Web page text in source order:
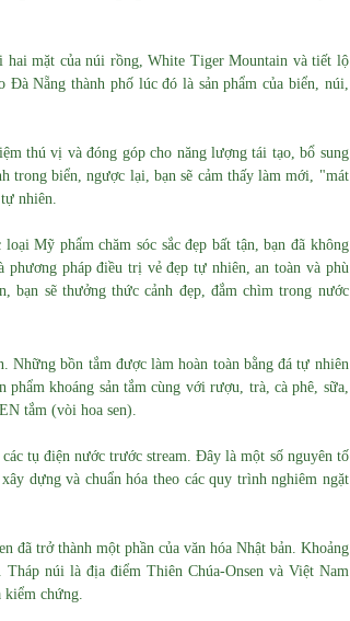
hai mặt của núi rồng, White Tiger Mountain và tiết lộ
Nẵng thành phố lúc đó là sản phẩm của biển, núi,
thú vị và đóng góp cho năng lượng tái tạo, bổ sung
trong biển, ngược lại, bạn sẽ cảm thấy làm mới, "mát
nhiên.
Mỹ phẩm chăm sóc sắc đẹp bất tận, bạn đã không
pháp điều trị vẻ đẹp tự nhiên, an toàn và phù
bạn sẽ thưởng thức cảnh đẹp, đắm chìm trong nước
bồn tắm được làm hoàn toàn bằng đá tự nhiên
khoáng sản tắm cùng với rượu, trà, cà phê, sữa,
tắm (vòi hoa sen).
tụ điện nước trước stream. Đây là một số nguyên tố
dựng và chuẩn hóa theo các quy trình nghiêm ngặt
đã trở thành một phần của văn hóa Nhật bản. Khoảng
núi là địa điểm Thiên Chúa-Onsen và Việt Nam
chứng.